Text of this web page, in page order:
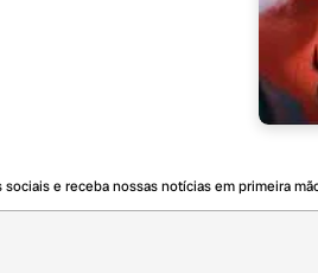
sociais e receba nossas notícias em primeira